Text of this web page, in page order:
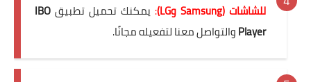
للشاشات (Samsung وLG) : يمكنك تحميل تطبيق IBO
Playerوالتواصل معنا لتفعيله مجانًا.